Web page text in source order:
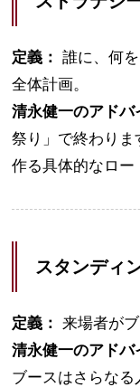
定義： 誰に、何
全体計画。
清永健一のアドバ
祭り」で終わりま
作る具体的なロー
スタンディ
定義： 来場者が
清永健一のアドバ
ブースはさらな